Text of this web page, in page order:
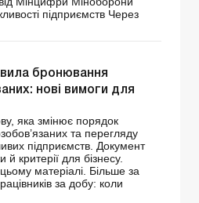
підприємств Через
бронювання
нові вимоги для
яка змінює порядок
та перегляду
підприємств. Документ
й критерії для бізнесу.
матеріалі. Більше за
за добу: коли